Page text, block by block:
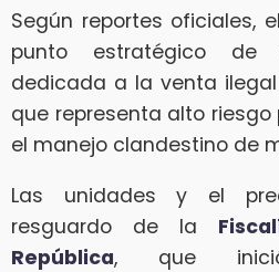
Según reportes oficiales,
punto estratégico de
dedicada a la venta
que representa alto
el manejo clandestino de
Las unidades y el
resguardo de la
República, que